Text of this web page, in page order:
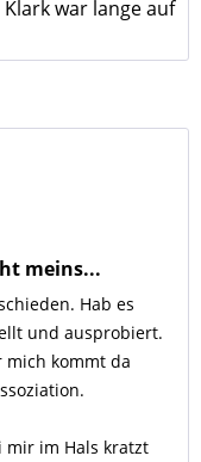
war lange auf
meins...
Hab es
und ausprobiert.
mich kommt da
mir im Hals kratzt